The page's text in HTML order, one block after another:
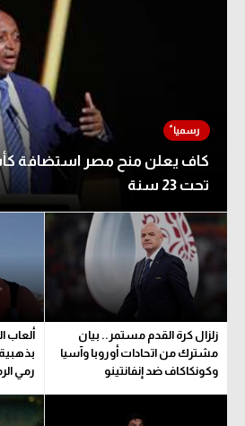
كاف يعلن منح مصر استضافة
تحت 23 سنة
زلزال كرة القدم مستمر.. بيان
مشترك من اتحادات أوروبا وآسيا
وكونكاكاف ضد إنفانتينو
ألعاب
رمي